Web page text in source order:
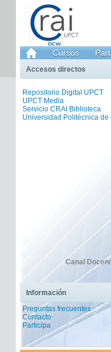
Cursos
Accesos directos
Repositorio Digital UPCT
UPCT Media
Servicio CRAI Biblioteca
Universidad Politécnica de
Canal
Información
Preguntas frecuentes
Contacto
Participa